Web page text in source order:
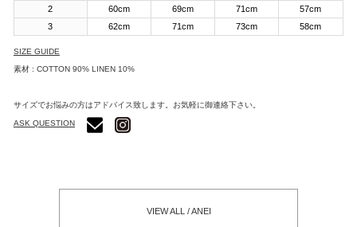
2
60cm 69cm 71cm
57cm
3
62cm 71cm 73cm 58cm
SIZE GUIDE
素材 : COTTON 90% LINEN 10%
サイズでお悩みの方はアドバイス致します。お気軽に御連絡下さい。
ASK QUESTION
VIEW ALL / ANEI